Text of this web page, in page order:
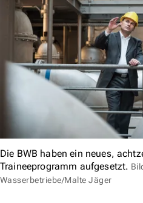
Die BWB haben ein neues,
Traineeprogramm aufgesetzt.
Wasserbetriebe/Malte Jäger